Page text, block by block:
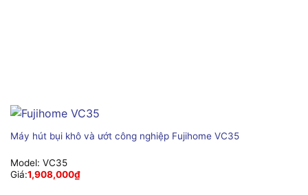
Máy hút bụi khô và ướt công nghiệp Fujihome VC35
Model: VC35
Giá:1,908,000₫